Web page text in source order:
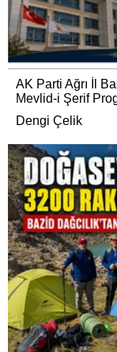
AK Parti Ağrı İl
Mevlid-i Şerif
Dengi Çelik